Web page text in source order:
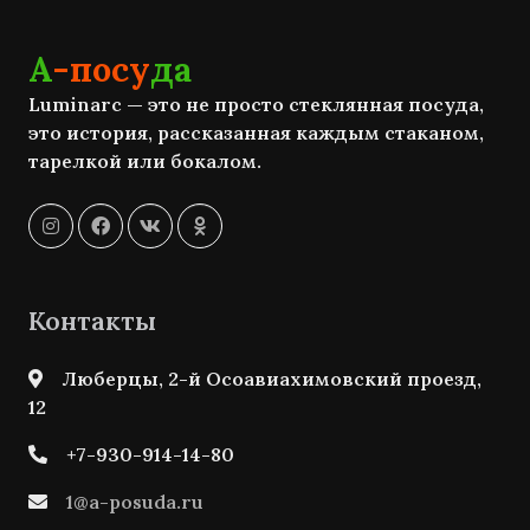
А-посуда
Luminarc — это не просто стеклянная посуда,
это история, рассказанная каждым стаканом,
тарелкой или бокалом.
Контакты
Люберцы, 2-й Осоавиахимовский проезд,
12
+7-930-914-14-80
1@a-posuda.ru